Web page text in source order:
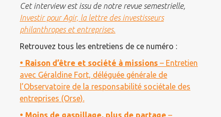
Cet interview est issu de notre revue semestrielle,
Investir pour Agir, la lettre des investisseurs
philanthropes et entreprises.
Retrouvez tous les entretiens de ce numéro :
• Raison d’être et société à missions – Entretien
avec Géraldine Fort, déléguée générale de
l’Observatoire de la responsabilité sociétale des
entreprises (Orse).
• Moins de gaspillage, plus de partage –